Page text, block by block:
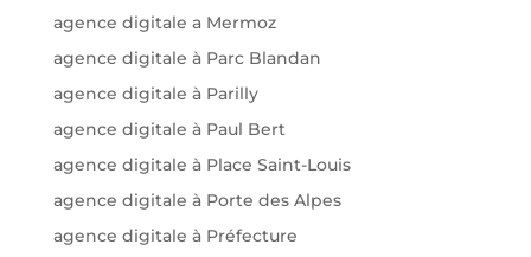
agence digitale a Mermoz
agence digitale à Parc Blandan
agence digitale à Parilly
agence digitale à Paul Bert
agence digitale à Place Saint-Louis
agence digitale à Porte des Alpes
agence digitale à Préfecture